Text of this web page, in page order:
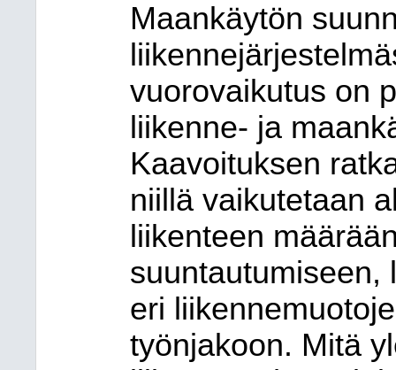
Maankäytön
vuorovaikutus on
liikenne- ja
Kaavoituksen
niillä vaikutetaan
liikenteen
suuntautumiseen,
eri
työnjakoon. Mitä